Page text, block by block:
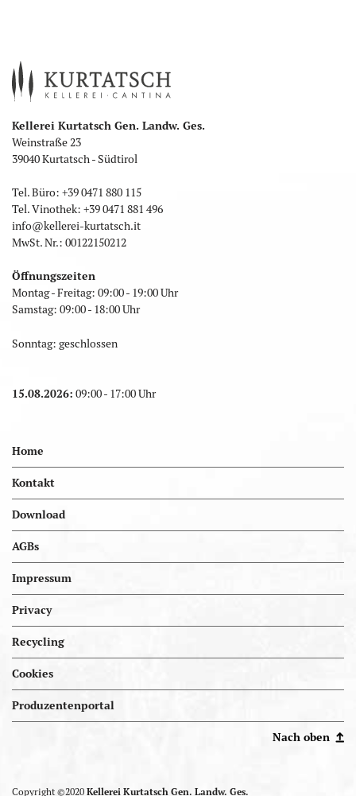
Kellerei Kurtatsch Gen. Landw. Ges.
Weinstraße 23
39040 Kurtatsch - Südtirol
Tel. Büro: +39 0471 880 115
Tel. Vinothek: +39 0471 881 496
info@kellerei-kurtatsch.it
MwSt. Nr.: 00122150212
Öffnungszeiten
Montag - Freitag: 09:00 - 19:00 Uhr
Samstag: 09:00 - 18:00 Uhr
Sonntag: geschlossen
15.08.2026: 09:00 - 17:00 Uhr
Home
Kontakt
Download
AGBs
Impressum
Privacy
Recycling
Cookies
Produzentenportal
Portal.kellereien
Nach oben
Copyright ©2020 Kellerei Kurtatsch Gen. Landw. Ges.